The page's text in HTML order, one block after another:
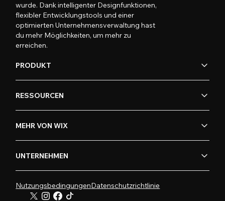
wurde. Dank intelligenter Designfunktionen,
flexibler Entwicklungstools und einer
optimierten Unternehmensverwaltung hast
du mehr Möglichkeiten, um mehr zu
erreichen.
PRODUKT
RESSOURCEN
MEHR VON WIX
UNTERNEHMEN
NutzungsbedingungenDatenschutzrichtlinie